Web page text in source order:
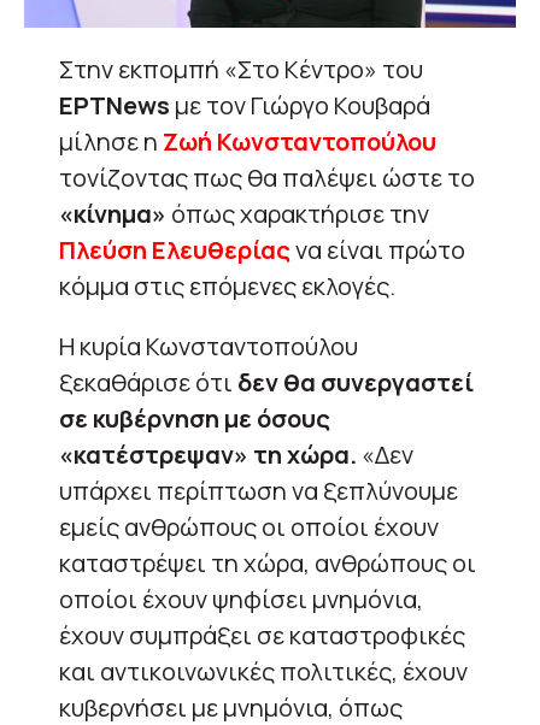
Στην εκπομπή «Στο Κέντρο» του
ΕΡΤΝews με τον Γιώργο Κουβαρά
μίλησε η Ζωή Κωνσταντοπούλου
τονίζοντας πως θα παλέψει ώστε το
«κίνημα» όπως χαρακτήρισε την
Πλεύση Ελευθερίαςνα είναι πρώτο
κόμμα στις επόμενες εκλογές.
H κυρία Κωνσταντοπούλου
ξεκαθάρισε ότι δεν θα συνεργαστεί
σε κυβέρνηση με όσους
«κατέστρεψαν» τη χώρα. «Δεν
υπάρχει περίπτωση να ξεπλύνουμε
εμείς ανθρώπους οι οποίοι έχουν
καταστρέψει τη χώρα, ανθρώπους οι
οποίοι έχουν ψηφίσει μνημόνια,
έχουν συμπράξει σε καταστροφικές
και αντικοινωνικές πολιτικές, έχουν
κυβερνήσει με μνημόνια, όπως